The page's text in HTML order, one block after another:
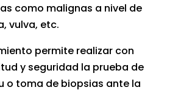
como malignas a nivel de
vulva, etc.
permite realizar con
y seguridad la prueba de
o toma de biopsias ante la